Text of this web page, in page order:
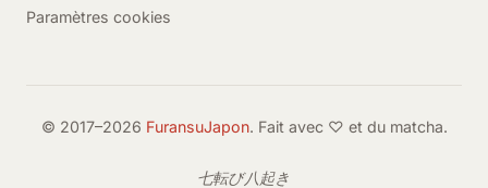
Paramètres cookies
© 2017–2026 FuransuJapon. Fait avec ♡ et du matcha.
七転び八起き